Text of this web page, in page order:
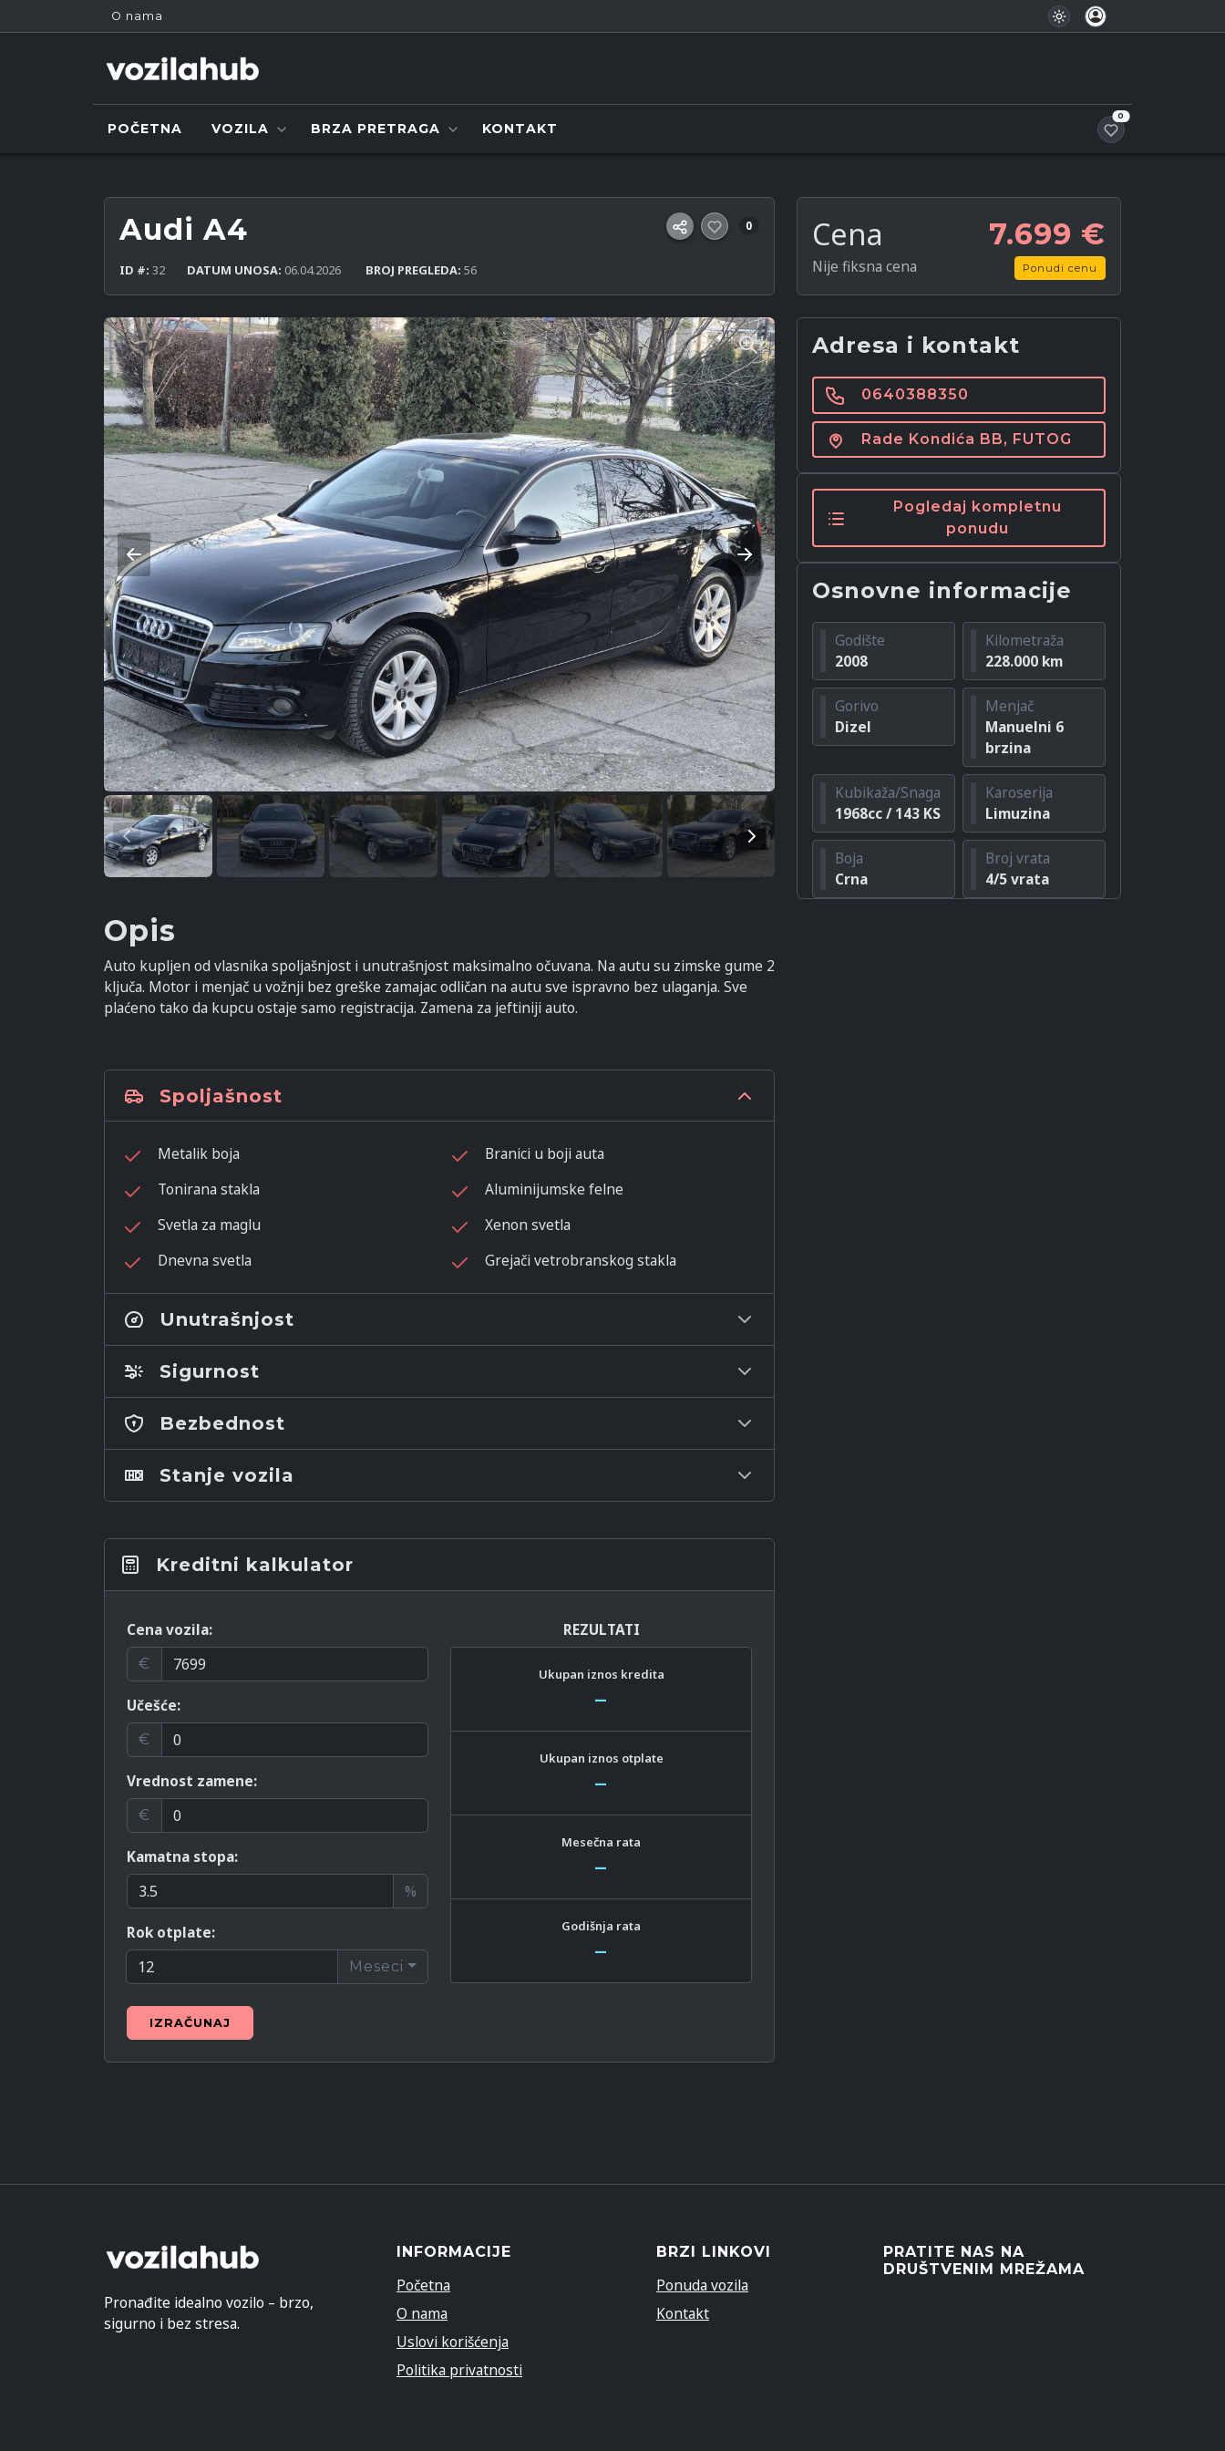
O nama
POČETNA VOZILA BRZA PRETRAGA KONTAKT
0 Favoriti
Audi A4
ID #: 32 DATUM UNOSA: 06.04.2026 BROJ PREGLEDA: 56
0 Cena
Nije fiksna cena
7.699 €
Ponudi cenu
Opis
Auto kupljen od vlasnika spoljašnjost i unutrašnjost maksimalno očuvana. Na autu su zimske gume 2
ključa. Motor i menjač u vožnji bez greške zamajac odličan na autu sve ispravno bez ulaganja. Sve
plaćeno tako da kupcu ostaje samo registracija. Zamena za jeftiniji auto.
Spoljašnost
Metalik boja
Branici u boji auta
Tonirana stakla
Aluminijumske felne
Svetla za maglu
Xenon svetla
Dnevna svetla
Grejači vetrobranskog stakla
Unutrašnjost
Sigurnost
Bezbednost
Stanje vozila
Kreditni kalkulator
Cena vozila:
€
Učešće:
€
Vrednost zamene:
€
Kamatna stopa:
%
Rok otplate:
Meseci
IZRAČUNAJ
REZULTATI
Ukupan iznos kredita
–
Ukupan iznos otplate
–
Mesečna rata
–
Godišnja rata
–
Adresa i kontakt
0640388350
Rade Kondića BB, FUTOG
Pogledaj kompletnu
ponudu
Osnovne informacije
Godište
2008
Kilometraža
228.000 km
Gorivo
Dizel
Menjač
Manuelni 6
brzina
Kubikaža/Snaga
1968cc / 143 KS
Karoserija
Limuzina
Boja
Crna
Broj vrata
4/5 vrata
Pronađite idealno vozilo – brzo,
sigurno i bez stresa.
INFORMACIJE
Početna
O nama
Uslovi korišćenja
Politika privatnosti
BRZI LINKOVI
Ponuda vozila
Kontakt
PRATITE NAS NA
DRUŠTVENIM MREŽAMA